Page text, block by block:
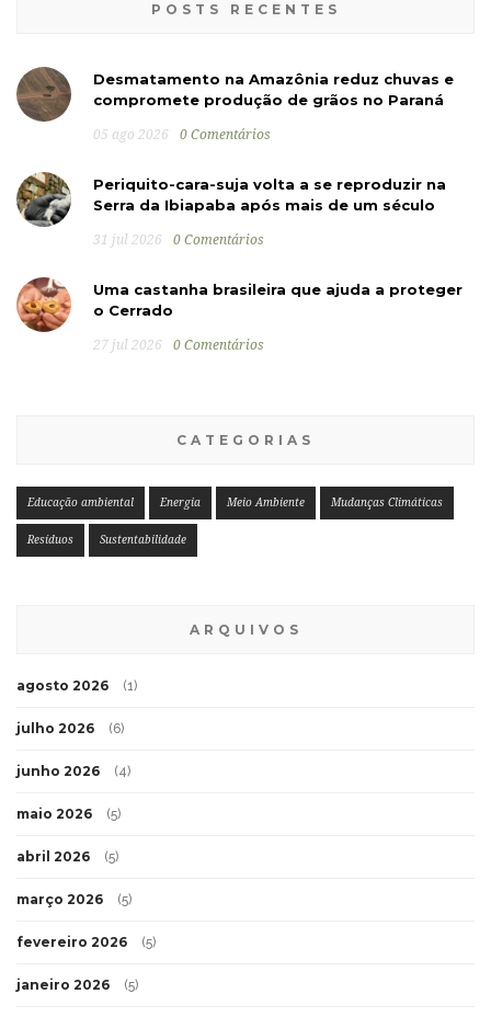
POSTS RECENTES
Desmatamento na Amazônia reduz chuvas e
compromete produção de grãos no Paraná
05 ago 2026 0 Comentários
Periquito-cara-suja volta a se reproduzir na
Serra da Ibiapaba após mais de um século
31 jul 2026 0 Comentários
Uma castanha brasileira que ajuda a proteger
o Cerrado
27 jul 2026 0 Comentários
CATEGORIAS
Educação ambiental Energia Meio Ambiente Mudanças Climáticas
Resíduos Sustentabilidade
ARQUIVOS
agosto 2026 (1)
julho 2026 (6)
junho 2026 (4)
maio 2026 (5)
abril 2026 (5)
março 2026 (5)
fevereiro 2026 (5)
janeiro 2026 (5)